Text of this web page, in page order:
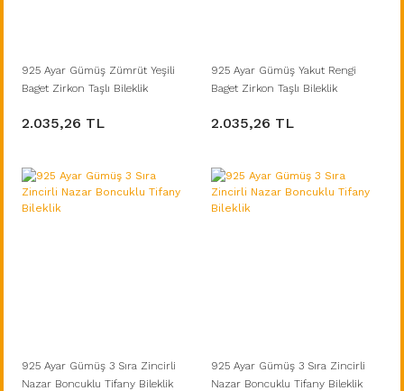
925 Ayar Gümüş Zümrüt Yeşili
Baget Zirkon Taşlı Bileklik
2.035,26 TL
925 Ayar Gümüş Yakut Rengi
Baget Zirkon Taşlı Bileklik
2.035,26 TL
925 Ayar Gümüş 3 Sıra Zincirli
Nazar Boncuklu Tifany Bileklik
925 Ayar Gümüş 3 Sıra Zincirli
Nazar Boncuklu Tifany Bileklik